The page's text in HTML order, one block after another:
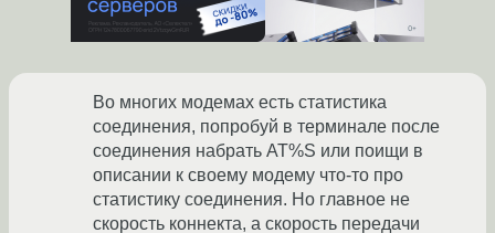
Во многих модемах есть статистика
соединения, попробуй в терминале после
соединения набрать AT%S или поищи в
описании к своему модему что-то про
статистику соединения. Но главное не
скорость коннекта, а скорость передачи